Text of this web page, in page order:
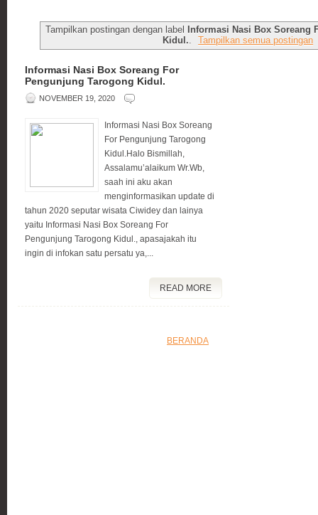
Tampilkan postingan dengan label
Informasi Nasi Box Soreang
Kidul.
Tampilkan semua postingan
Informasi Nasi Box Soreang For
Pengunjung Tarogong Kidul.
NOVEMBER 19, 2020
Informasi Nasi Box Soreang
For Pengunjung Tarogong
Kidul.Halo Bismillah,
Assalamu’alaikum Wr.Wb,
saah ini aku akan
menginformasikan update di
tahun 2020 seputar wisata Ciwidey dan lainya
yaitu Informasi Nasi Box Soreang For
Pengunjung Tarogong Kidul., apasajakah itu
ingin di infokan satu persatu ya,...
READ MORE
BERANDA